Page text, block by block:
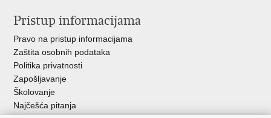
Pristup informacijama
Pravo na pristup informacijama
Zaštita osobnih podataka
Politika privatnosti
Zapošljavanje
Školovanje
Najčešća pitanja